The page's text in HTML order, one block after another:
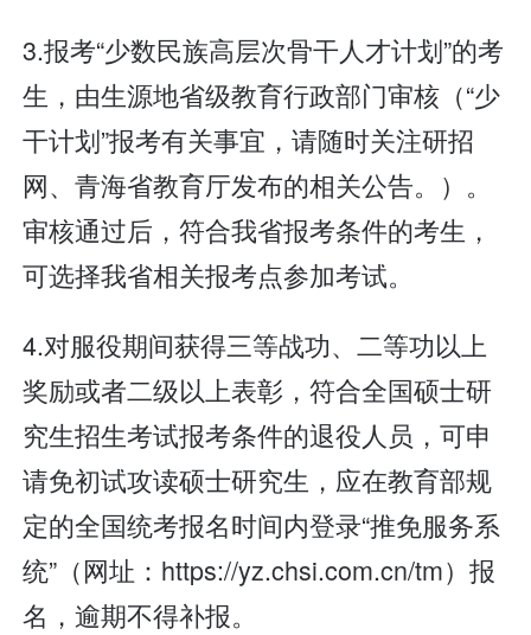
3.报考“少数民族高层次骨干人才计划”的考
生，由生源地省级教育行政部门审核（“少
干计划”报考有关事宜，请随时关注研招
网、青海省教育厅发布的相关公告。）。
审核通过后，符合我省报考条件的考生，
可选择我省相关报考点参加考试。
4.对服役期间获得三等战功、二等功以上
奖励或者二级以上表彰，符合全国硕士研
究生招生考试报考条件的退役人员，可申
请免初试攻读硕士研究生，应在教育部规
定的全国统考报名时间内登录“推免服务系
统”（网址：https://yz.chsi.com.cn/tm）报
名，逾期不得补报。